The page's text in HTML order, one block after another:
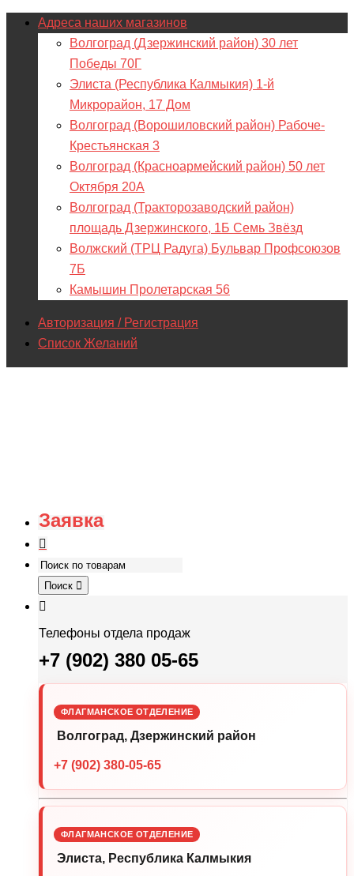
Адреса наших магазинов
Волгоград (Дзержинский район) 30 лет
Победы 70Г
Элиста (Республика Калмыкия) 1-й
Микрорайон, 17 Дом
Волгоград (Ворошиловский район) Рабоче-
Крестьянская 3
Волгоград (Красноармейский район) 50 лет
Октября 20А
Волгоград (Тракторозаводский район)
площадь Дзержинского, 1Б Семь Звёзд
Волжский (ТРЦ Радуга) Бульвар Профсоюзов
7Б
Камышин Пролетарская 56
Авторизация / Регистрация
Список Желаний
Заявка
Поиск
Телефоны отдела продаж
+7 (902) 380 05-65
ФЛАГМАНСКОЕ ОТДЕЛЕНИЕ
Волгоград, Дзержинский район
+7 (902) 380-05-65
ФЛАГМАНСКОЕ ОТДЕЛЕНИЕ
Элиста, Республика Калмыкия